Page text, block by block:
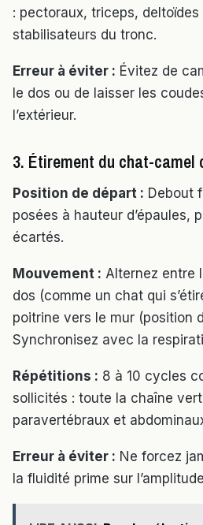
: pectoraux, triceps,
stabilisateurs du tronc.
Erreur à éviter : Évitez de
le dos ou de laisser les
l’extérieur.
3. Étirement du chat-camel
Position de départ : Debout
posées à hauteur d’épaules,
écartés.
Mouvement : Alternez entre
dos (comme un chat qui
poitrine vers le mur (position
Synchronisez avec la
Répétitions : 8 à 10 cycles
sollicités : toute la chaîne
paravertébraux et
Erreur à éviter : Ne forcez
la fluidité prime sur